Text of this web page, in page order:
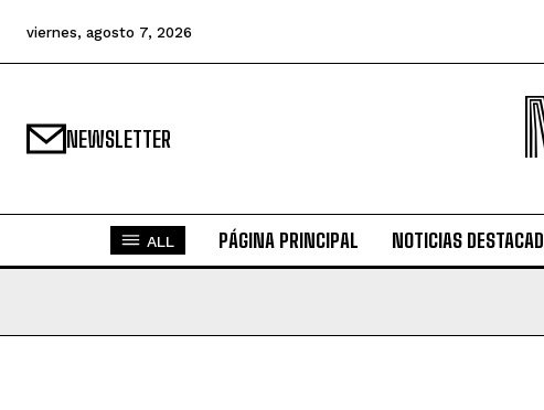
viernes, agosto 7, 2026
NEWSLETTER
ALL PÁGINA PRINCIPAL NOTICIAS